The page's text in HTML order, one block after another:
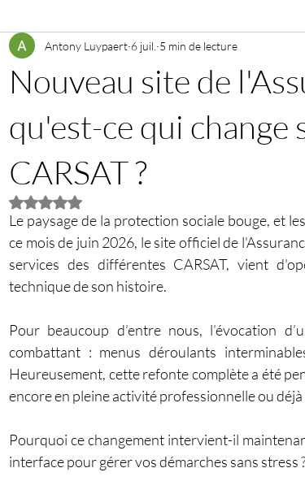
Nouveau site de
qu'est-ce qui change
CARSAT ?
Antony Luypaert 6 juil. 5 min de lecture
Noté NaN étoiles sur 5.
Le paysage de la protection sociale bouge, et
ce mois de juin 2026, le site officiel de
services des différentes CARSAT, vient
technique de son histoire.
Pour beaucoup d’entre nous, l’évocation
combattant : menus déroulants
Heureusement, cette refonte complète a été
encore en pleine activité professionnelle ou
Pourquoi ce changement intervient-il
interface pour gérer vos démarches sans stress